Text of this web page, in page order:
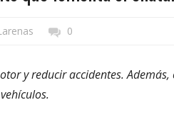
0
y reducir accidentes.